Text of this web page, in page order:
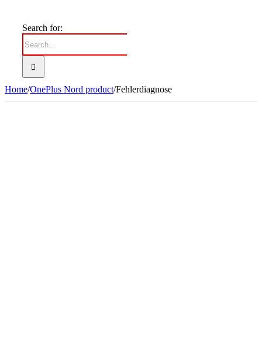
Search for:
Home/OnePlus Nord product/Fehlerdiagnose